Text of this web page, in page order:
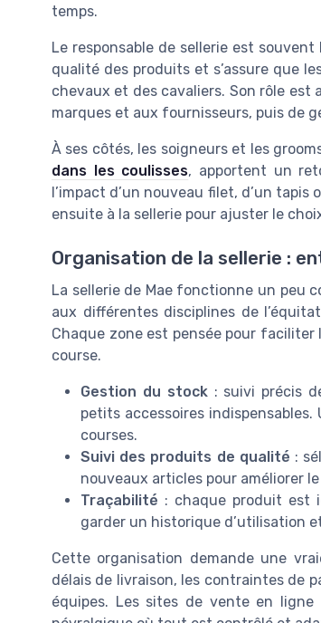
temps.
Le responsable de sellerie est
qualité des produits et s’assure que
chevaux et des cavaliers. Son rôle
marques et aux fournisseurs, puis de
À ses côtés, les soigneurs et les
dans les coulisses, apportent un
l’impact d’un nouveau filet, d’un
ensuite à la sellerie pour ajuster le
Organisation de la sellerie :
La sellerie de Mae fonctionne un peu
aux différentes disciplines de
Chaque zone est pensée pour
course.
Gestion du stock: suivi précis
petits accessoires
courses.
Suivi des produits de qualité :
nouveaux articles pour améliorer
Traçabilité : chaque produit est
garder un historique d’utilisation
Cette organisation demande une
délais de livraison, les contraintes de
équipes. Les sites de vente en